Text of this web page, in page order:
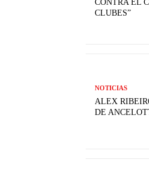
CONTRA EL
CLUBES”
NOTICIAS
ALEX
DE